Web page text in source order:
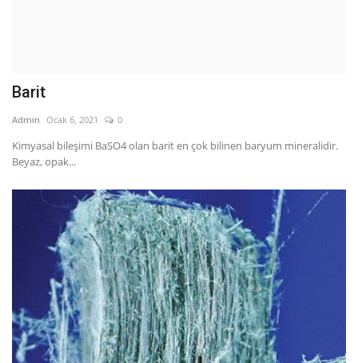
Barit
Admin Ocak 6, 2021 0
Kimyasal bileşimi BaSO4 olan barit en çok bilinen baryum mineralidir.
Beyaz, opak...